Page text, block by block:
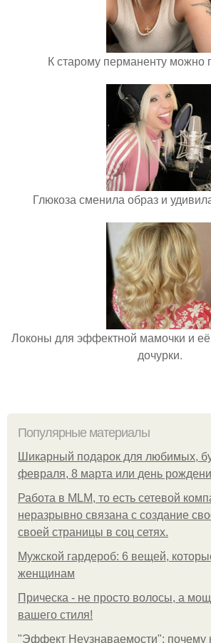
К старому перманенту можно
Глюкоза сменила образ и
Локоны для эффектной мамочки и
дочурки.
Популярные материалы
Шикарный подарок для любимых,
февраля, 8 марта или день
Работа в MLM, то есть сетевой
неразрывно связана с создание
своей страницы в соц сетях.
Мужской гардероб: 6 вещей,
женщинам
Прическа - не просто волосы, а
вашего стиля!
"Эффект Неузнаваемости": почему